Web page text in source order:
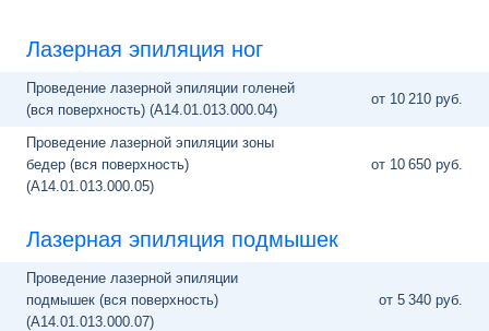
Лазерная эпиляция ног
Проведение лазерной эпиляции голеней
(вся поверхность) (A14.01.013.000.04)
от 10 210 руб.
Проведение лазерной эпиляции зоны
бедер (вся поверхность)
(A14.01.013.000.05)
от 10 650 руб.
Лазерная эпиляция подмышек
Проведение лазерной эпиляции
подмышек (вся поверхность)
(A14.01.013.000.07)
от 5 340 руб.